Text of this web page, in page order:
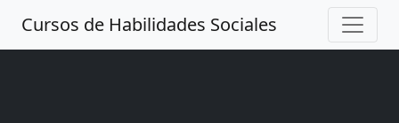
Cursos de Habilidades Sociales